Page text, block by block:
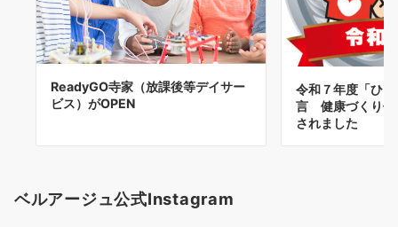
ReadyGO寺家（放課後等デイサー
ビス）がOPEN
令和７年度「ひ
言 健康づくり優
されました
ベルアージュ公式Instagram